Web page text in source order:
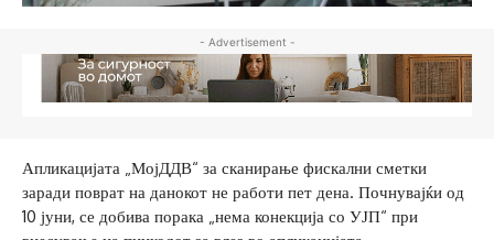
- Advertisement -
Апликацијата „МојДДВ“ за сканирање фискални сметки
заради поврат на данокот не работи пет дена. Почнувајќи од
10 јуни, се добива порака „нема конекција со УЈП“ при